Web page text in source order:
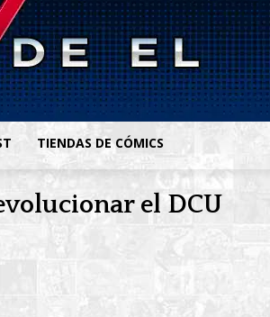
TIENDAS DE CÓMICS
el DCU